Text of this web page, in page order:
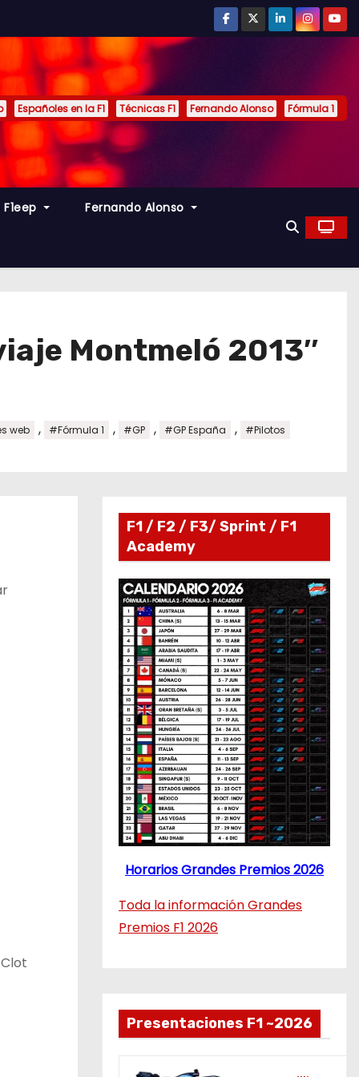
Españoles en la F1 Técnicas F1 Fernando Alonso Fórmula 1
Fernando Alonso
Montmeló 2013″
web , #Fórmula 1 , #GP , #GP España , #Pilotos
F1 / F2 / F3/ Sprint / F1
Academy
Horarios Grandes Premios 2026
Toda la información Grandes
Premios F1 2026
Presentaciones F1 ~2026